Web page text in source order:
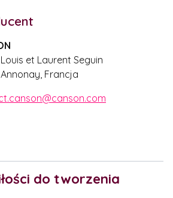
et Laurent Seguin
Francja
do tworzenia